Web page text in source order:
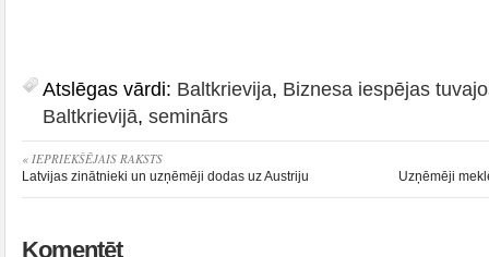
Atslēgas vārdi: Baltkrievija, Biznesa iespējas
Baltkrievijā, seminārs
« IEPRIEKŠĒJAIS RAKSTS
Latvijas zinātnieki un uzņēmēji dodas uz Austriju Uzņēmēji
Komentēt